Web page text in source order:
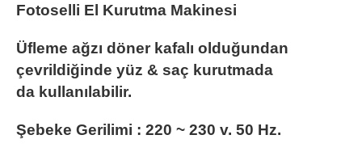
Fotoselli El Kurutma Makinesi
Üfleme ağzı döner kafalı olduğundan
çevrildiğinde yüz & saç kurutmada
da kullanılabilir.
Şebeke Gerilimi : 220 ~ 230 v. 50 Hz.